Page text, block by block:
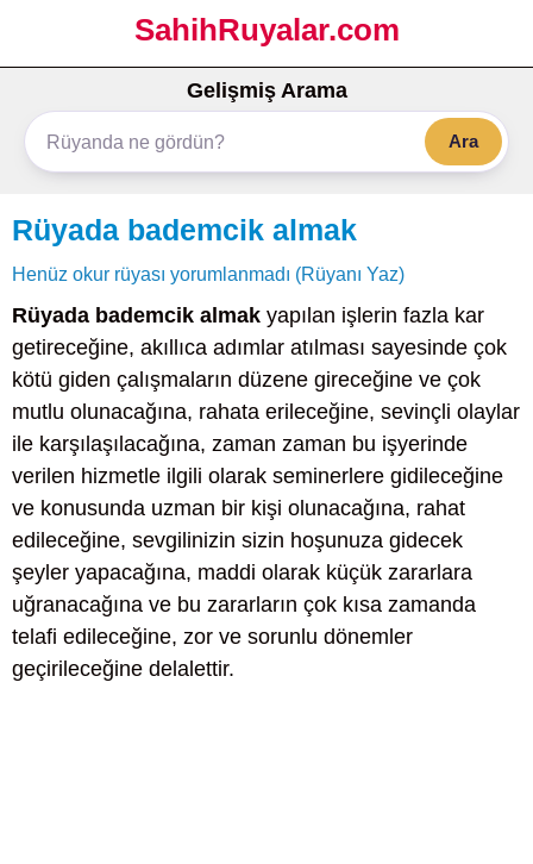
SahihRuyalar.com
Gelişmiş Arama
Ara
Rüyada bademcik almak
Henüz okur rüyası yorumlanmadı (Rüyanı Yaz)
Rüyada bademcik almak yapılan işlerin fazla kar
getireceğine, akıllıca adımlar atılması sayesinde çok
kötü giden çalışmaların düzene gireceğine ve çok
mutlu olunacağına, rahata erileceğine, sevinçli olaylar
ile karşılaşılacağına, zaman zaman bu işyerinde
verilen hizmetle ilgili olarak seminerlere gidileceğine
ve konusunda uzman bir kişi olunacağına, rahat
edileceğine, sevgilinizin sizin hoşunuza gidecek
şeyler yapacağına, maddi olarak küçük zararlara
uğranacağına ve bu zararların çok kısa zamanda
telafi edileceğine, zor ve sorunlu dönemler
geçirileceğine delalettir.